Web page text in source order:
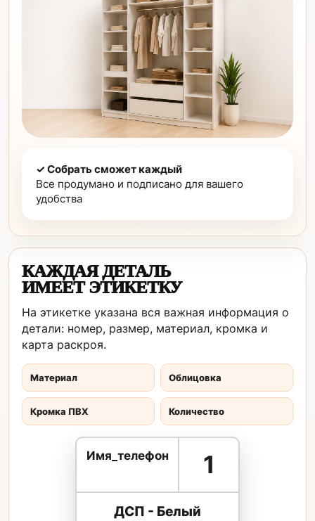
✓ Собрать сможет каждый
Все продумано и подписано для вашего
удобства
КАЖДАЯ ДЕТАЛЬ
ИМЕЕТ ЭТИКЕТКУ
На этикетке указана вся важная информация о
детали: номер, размер, материал, кромка и
карта раскроя.
Материал Облицовка
Кромка ПВХ Количество
Имя_телефон 1
ДСП - Белый